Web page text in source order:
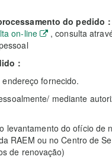
do pedido：
on-line
, consulta
：
fornecido.
mediante
do ofício de
RAEM ou no Centro de
de renovação)